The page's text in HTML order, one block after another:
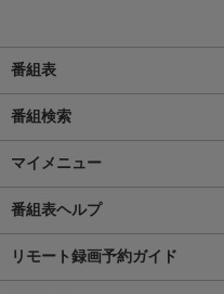
番組表
番組検索
マイメニュー
番組表ヘルプ
リモート録画予約ガイド